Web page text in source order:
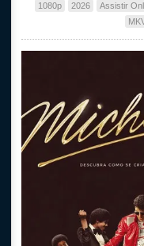
1080p 2026 Assistir